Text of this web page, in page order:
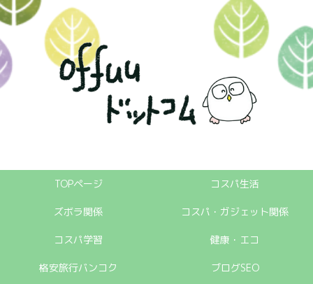
TOPページ コスパ生活
ズボラ関係 コスパ・ガジェット関係
コスパ学習 健康・エコ
格安旅行バンコク ブログSEO